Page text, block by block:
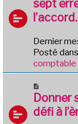
s
s
g
e
v
e
u
m
e
s
a
g
sept
l’accord.
Dernier
Posté dans
comptable
o
u
v
Donner
défi à